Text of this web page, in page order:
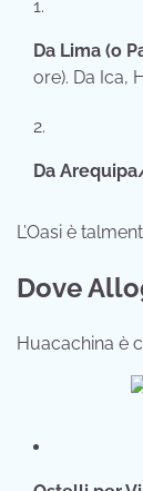
Da Lima (o
ore). Da Ica,
Da
L’Oasi è
Dove
Huacachina è